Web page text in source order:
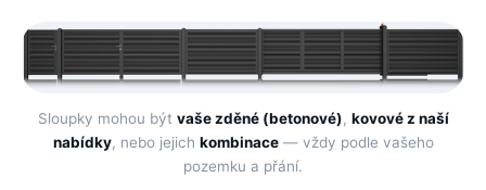
Sloupky mohou být vaše zděné (betonové), kovové z naší
nabídky, nebo jejich kombinace— vždy podle vašeho
pozemku a přání.